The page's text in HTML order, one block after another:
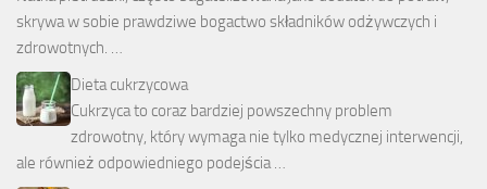
skrywa w sobie prawdziwe bogactwo składników odżywczych i
zdrowotnych. …
Dieta cukrzycowa
Cukrzyca to coraz bardziej powszechny problem
zdrowotny, który wymaga nie tylko medycznej interwencji,
ale również odpowiedniego podejścia …